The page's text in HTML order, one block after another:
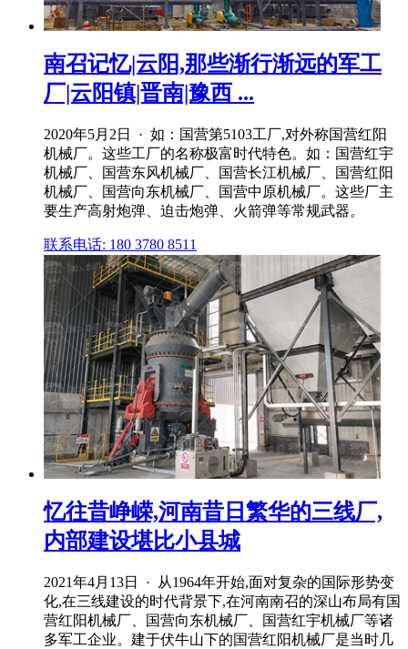
南召记忆|云阳,那些渐行渐远的军工
厂|云阳镇|晋南|豫西 ...
2020年5月2日 · 如：国营第5103工厂,对外称国营红阳
机械厂。这些工厂的名称极富时代特色。如：国营红宇
机械厂、国营东风机械厂、国营长江机械厂、国营红阳
机械厂、国营向东机械厂、国营中原机械厂。这些厂主
要生产高射炮弹、迫击炮弹、火箭弹等常规武器。
联系电话: 180 3780 8511
忆往昔峥嵘,河南昔日繁华的三线厂,
内部建设堪比小县城
2021年4月13日 · 从1964年开始,面对复杂的国际形势变
化,在三线建设的时代背景下,在河南南召的深山布局有国
营红阳机械厂、国营向东机械厂、国营红宇机械厂等诸
多军工企业。建于伏牛山下的国营红阳机械厂是当时几